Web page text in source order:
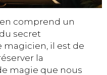
comprend un
secret
magicien, il est de
la
magie que nous